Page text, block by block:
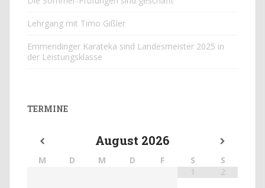
Lehrgang mit Timo Gißler
Emmendinger Karateka sind Landesmeister 2025 in
der Leistungsklasse
TERMINE
August 2026
M D M D F S
S
1
2